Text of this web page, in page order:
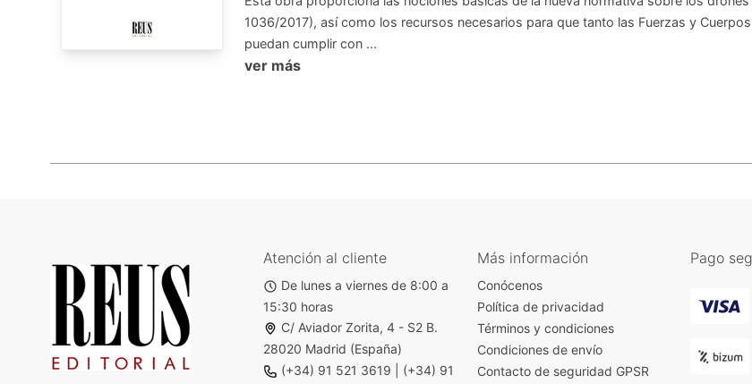
1036/2017), así como los recursos necesarios para que tanto las Fuerzas y
puedan cumplir con ...
ver más
Atención al cliente
De lunes a viernes de 8:00 a
15:30 horas
C/ Aviador Zorita, 4 - S2 B.
28020 Madrid (España)
(+34) 91 521 3619
(+34) 91
Más información
Conócenos
Política de privacidad
Términos y condiciones
Condiciones de envío
Contacto de seguridad GPSR
Pago